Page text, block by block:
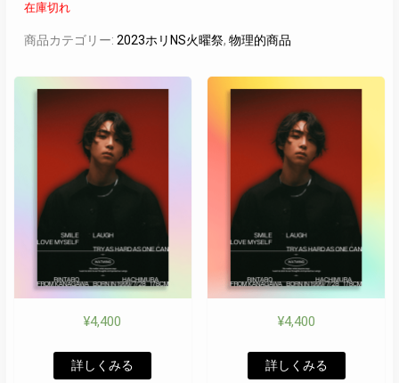
在庫切れ
商品カテゴリー: 2023ホリNS火曜祭, 物理的商品
¥4,400
詳しくみる
¥4,400
詳しくみる